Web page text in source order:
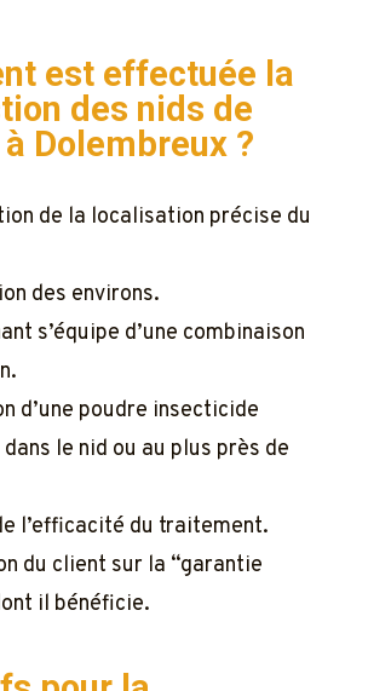
est effectuée la
des nids de
Dolembreux ?
de la localisation précise du
des environs.
s’équipe d’une combinaison
d’une poudre insecticide
le nid ou au plus près de
l’efficacité du traitement.
du client sur la “garantie
il bénéficie.